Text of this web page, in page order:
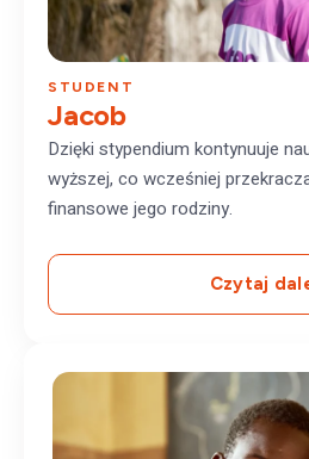
STUDENT
Jacob
Dzięki stypendium kontynuuje
wyższej, co wcześniej
finansowe jego rodziny.
Czytaj